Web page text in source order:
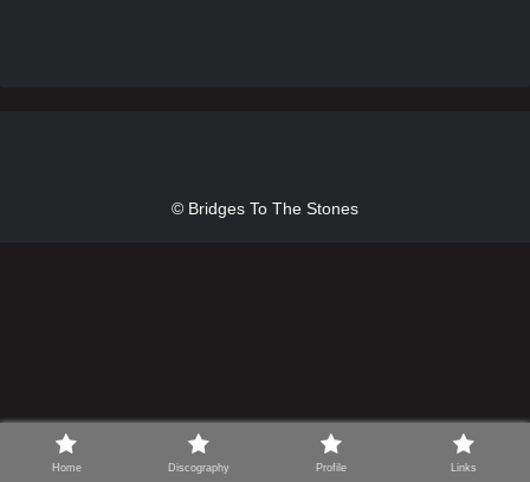
© Bridges To The Stones
Home Discography Profile Links